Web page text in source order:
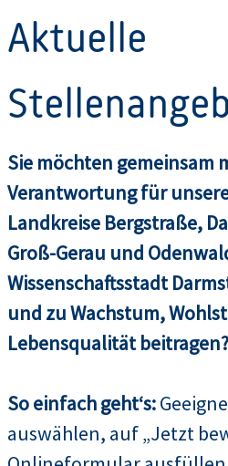
Aktuelle
Sie möchten gemeinsam
Verantwortung für
Landkreise Bergstraße,
Groß-Gerau und
Wissenschaftsstadt
und zu Wachstum,
Lebensqualität beitragen?
So einfach geht‘s:
auswählen, auf „Jetzt